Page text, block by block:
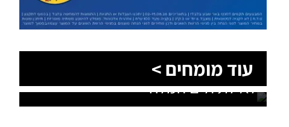
עוד מומחים >
הסעות בדרום 2026: כך מתכננים
נסיעה קבוצתית מושלמת לנגב,
לאילת ולים המלח